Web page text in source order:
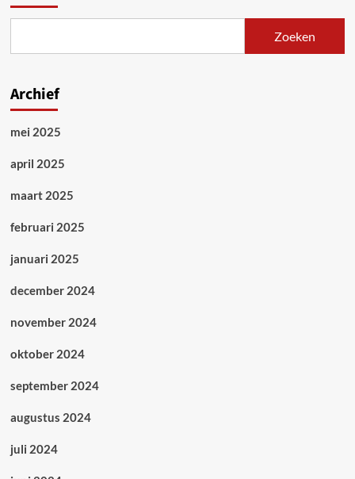
Papers
Zoeken
Archief
mei 2025
april 2025
maart 2025
februari 2025
januari 2025
december 2024
november 2024
oktober 2024
september 2024
augustus 2024
juli 2024